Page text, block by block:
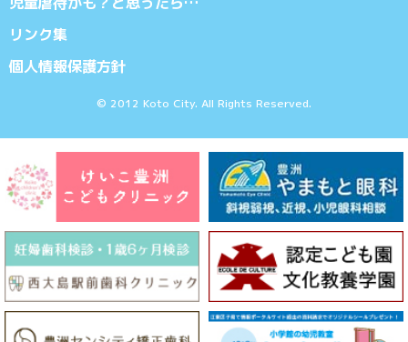
リンク集
個人情報保護方針
© 2012 Koto City. All Rights Reserved.